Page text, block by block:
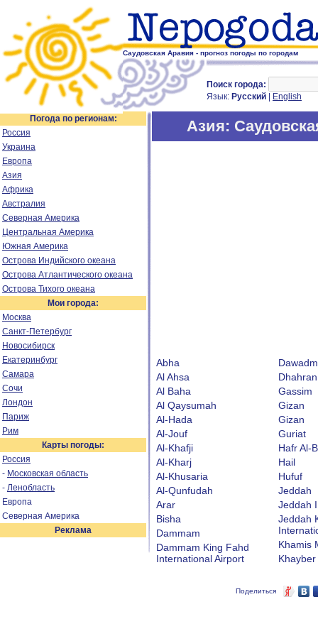
Саудовская Аравия - прогноз погоды по городам
Поиск города:
Язык: Русский English
Погода по регионам:
Россия
Украина
Европа
Азия
Африка
Австралия
Северная Америка
Центральная Америка
Южная Америка
Острова Индийского океана
Острова Атлантического океана
Острова Тихого океана
Мои города:
Москва
Санкт-Петербург
Новосибирск
Екатеринбург
Самара
Сочи
Лондон
Париж
Рим
Карты погоды:
Россия
- Московская область
- Ленобласть
Европа
Северная Америка
Реклама
Азия:
Abha
Al Ahsa
Al Baha
Al Qaysumah
Al-Hada
Al-Jouf
Al-Khafji
Al-Kharj
Al-Khusaria
Al-Qunfudah
Arar
Bisha
Dammam
Dammam King Fahd
International Airport
Dhahran
Gassim
Gizan
Gizan
Guriat
Hafr Al-
Hail
Hufuf
Jeddah
Jeddah
Jeddah
Khamis
Khayber
Поделиться